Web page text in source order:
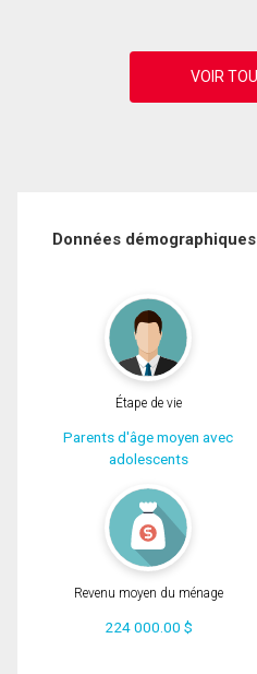
Données démographiques
Étape de vie
Parents d'âge moyen avec
adolescents
Revenu moyen du ménage
224 000.00 $